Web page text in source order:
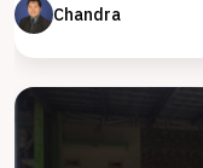
Chandra